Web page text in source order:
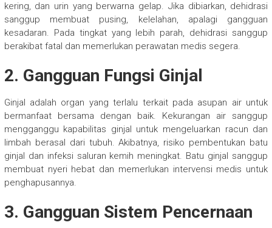
kering, dan urin yang berwarna gelap. Jika dibiarkan, dehidrasi
sanggup membuat pusing, kelelahan, apalagi gangguan
kesadaran. Pada tingkat yang lebih parah, dehidrasi sanggup
berakibat fatal dan memerlukan perawatan medis segera.
2. Gangguan Fungsi Ginjal
Ginjal adalah organ yang terlalu terkait pada asupan air untuk
bermanfaat bersama dengan baik. Kekurangan air sanggup
mengganggu kapabilitas ginjal untuk mengeluarkan racun dan
limbah berasal dari tubuh. Akibatnya, risiko pembentukan batu
ginjal dan infeksi saluran kemih meningkat. Batu ginjal sanggup
membuat nyeri hebat dan memerlukan intervensi medis untuk
penghapusannya.
3. Gangguan Sistem Pencernaan